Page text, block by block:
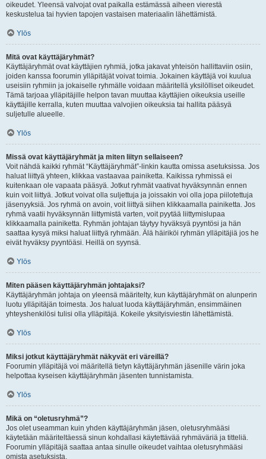
oikeudet. Yleensä valvojat ovat paikalla estämässä aiheen vierestä
keskustelua tai hyvien tapojen vastaisen materiaalin lähettämistä.
Ylös
Mitä ovat käyttäjäryhmät?
Käyttäjäryhmät ovat käyttäjien ryhmiä, jotka jakavat yhteisön hallittaviin osiin,
joiden kanssa foorumin ylläpitäjät voivat toimia. Jokainen käyttäjä voi kuulua
useisiin ryhmiin ja jokaiselle ryhmälle voidaan määritellä yksilölliset oikeudet.
Tämä tarjoaa ylläpitäjille helpon tavan muuttaa käyttäjien oikeuksia useille
käyttäjille kerralla, kuten muuttaa valvojien oikeuksia tai hallita pääsyä
suljetulle alueelle.
Ylös
Missä ovat käyttäjäryhmät ja miten liityn sellaiseen?
Voit nähdä kaikki ryhmät “Käyttäjäryhmät”-linkin kautta omissa asetuksissa. Jos
haluat liittyä yhteen, klikkaa vastaavaa painiketta. Kaikissa ryhmissä ei
kuitenkaan ole vapaata pääsyä. Jotkut ryhmät vaativat hyväksynnän ennen
kuin voit liittyä. Jotkut voivat olla suljettuja ja joissakin voi olla jopa piilotettuja
jäsenyyksiä. Jos ryhmä on avoin, voit liittyä siihen klikkaamalla painiketta. Jos
ryhmä vaatii hyväksynnän liittymistä varten, voit pyytää liittymislupaa
klikkaamalla painiketta. Ryhmän johtajan täytyy hyväksyä pyyntösi ja hän
saattaa kysyä miksi haluat liittyä ryhmään. Älä häiriköi ryhmän ylläpitäjiä jos he
eivät hyväksy pyyntöäsi. Heillä on syynsä.
Ylös
Miten pääsen käyttäjäryhmän johtajaksi?
Käyttäjäryhmän johtaja on yleensä määritelty, kun käyttäjäryhmät on alunperin
luotu ylläpitäjän toimesta. Jos haluat luoda käyttäjäryhmän, ensimmäinen
yhteyshenkilösi tulisi olla ylläpitäjä. Kokeile yksityisviestin lähettämistä.
Ylös
Miksi jotkut käyttäjäryhmät näkyvät eri väreillä?
Foorumin ylläpitäjä voi määritellä tietyn käyttäjäryhmän jäsenille värin joka
helpottaa kyseisen käyttäjäryhmän jäsenten tunnistamista.
Ylös
Mikä on “oletusryhmä”?
Jos olet useamman kuin yhden käyttäjäryhmän jäsen, oletusryhmääsi
käytetään määriteltäessä sinun kohdallasi käytettävää ryhmäväriä ja titteliä.
Foorumin ylläpitäjä saattaa antaa sinulle oikeudet vaihtaa oletusryhmääsi
omista asetuksista.